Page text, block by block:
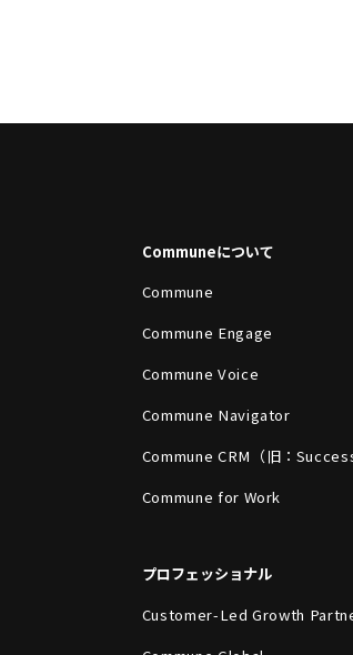
Communeについて
Commune
Commune Engage
Commune Voice
Commune Navigator
Commune CRM（旧：
Commune for Work
プロフェッショナル
Customer-Led Growth